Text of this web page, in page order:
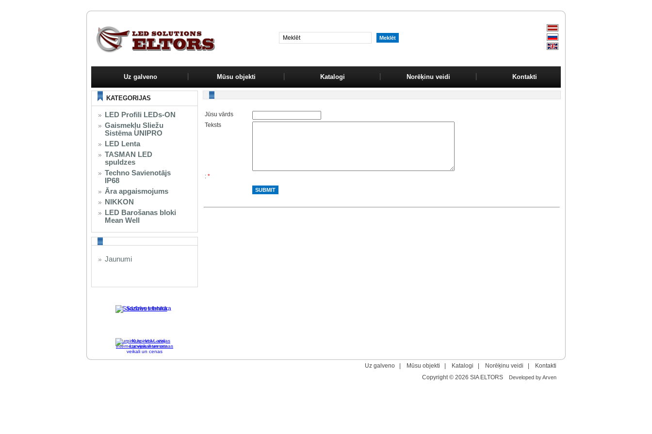
Uz galveno Mūsu objekti Katalogi Norēķinu veidi Kontakti
KATEGORIJAS
LED Profili LEDs-ON
Gaismekļu Sliežu
Sistēma UNIPRO
LED Lenta
TASMAN LED
spuldzes
Techno Savienotājs
IP68
Āra apgaismojums
NIKKON
LED Barošanas bloki
Mean Well
Jaunumi
Sadzīves tehnika
Kurpirkt.lv - visi Latvijas
interneta veikali un cenas
Jūsu vārds
Teksts
: *
Uz galveno Mūsu objekti Katalogi Norēķinu veidi
Kontakti
Copyright © 2026 SIA ELTORS
Developed by Arven